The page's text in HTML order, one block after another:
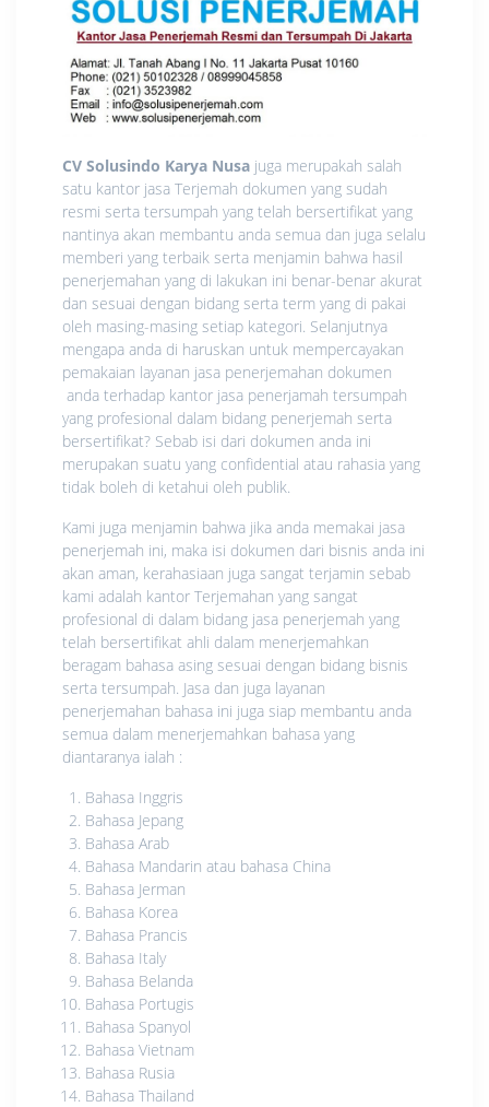
CV Solusindo Karya Nusa juga merupakah salah
satu kantor jasa Terjemah dokumen yang sudah
resmi serta tersumpah yang telah bersertifikat yang
nantinya akan membantu anda semua dan juga selalu
memberi yang terbaik serta menjamin bahwa hasil
penerjemahan yang di lakukan ini benar-benar akurat
dan sesuai dengan bidang serta term yang di pakai
oleh masing-masing setiap kategori. Selanjutnya
mengapa anda di haruskan untuk mempercayakan
pemakaian layanan jasa penerjemahan dokumen
anda terhadap kantor jasa penerjamah tersumpah
yang profesional dalam bidang penerjemah serta
bersertifikat? Sebab isi dari dokumen anda ini
merupakan suatu yang confidential atau rahasia yang
tidak boleh di ketahui oleh publik.
Kami juga menjamin bahwa jika anda memakai jasa
penerjemah ini, maka isi dokumen dari bisnis anda ini
akan aman, kerahasiaan juga sangat terjamin sebab
kami adalah kantor Terjemahan yang sangat
profesional di dalam bidang jasa penerjemah yang
telah bersertifikat ahli dalam menerjemahkan
beragam bahasa asing sesuai dengan bidang bisnis
serta tersumpah. Jasa dan juga layanan
penerjemahan bahasa ini juga siap membantu anda
semua dalam menerjemahkan bahasa yang
diantaranya ialah :
Bahasa Inggris
Bahasa Jepang
Bahasa Arab
Bahasa Mandarin atau bahasa China
Bahasa Jerman
Bahasa Korea
Bahasa Prancis
Bahasa Italy
Bahasa Belanda
Bahasa Portugis
Bahasa Spanyol
Bahasa Vietnam
Bahasa Rusia
Bahasa Thailand